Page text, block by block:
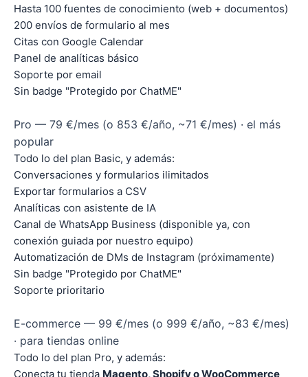
Hasta 100 fuentes de conocimiento (web + documentos)
200 envíos de formulario al mes
Citas con Google Calendar
Panel de analíticas básico
Soporte por email
Sin badge "Protegido por ChatME"
Pro — 79 €/mes (o 853 €/año, ~71 €/mes) · el más
popular
Todo lo del plan Basic, y además:
Conversaciones y formularios ilimitados
Exportar formularios a CSV
Analíticas con asistente de IA
Canal de WhatsApp Business (disponible ya, con
conexión guiada por nuestro equipo)
Automatización de DMs de Instagram (próximamente)
Sin badge "Protegido por ChatME"
Soporte prioritario
E-commerce — 99 €/mes (o 999 €/año, ~83 €/mes)
· para tiendas online
Todo lo del plan Pro, y además:
Conecta tu tienda Magento, Shopify o WooCommerce